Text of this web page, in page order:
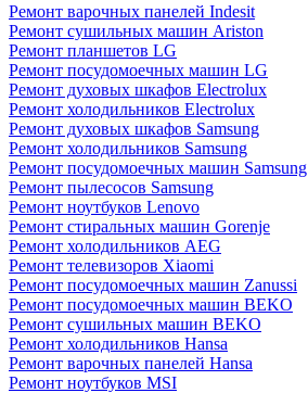
Ремонт варочных панелей Indesit
Ремонт сушильных машин Ariston
Ремонт планшетов LG
Ремонт посудомоечных машин LG
Ремонт духовых шкафов Electrolux
Ремонт холодильников Electrolux
Ремонт духовых шкафов Samsung
Ремонт холодильников Samsung
Ремонт посудомоечных машин Samsung
Ремонт пылесосов Samsung
Ремонт ноутбуков Lenovo
Ремонт стиральных машин Gorenje
Ремонт холодильников AEG
Ремонт телевизоров Xiaomi
Ремонт посудомоечных машин Zanussi
Ремонт посудомоечных машин BEKO
Ремонт сушильных машин BEKO
Ремонт холодильников Hansa
Ремонт варочных панелей Hansa
Ремонт ноутбуков MSI